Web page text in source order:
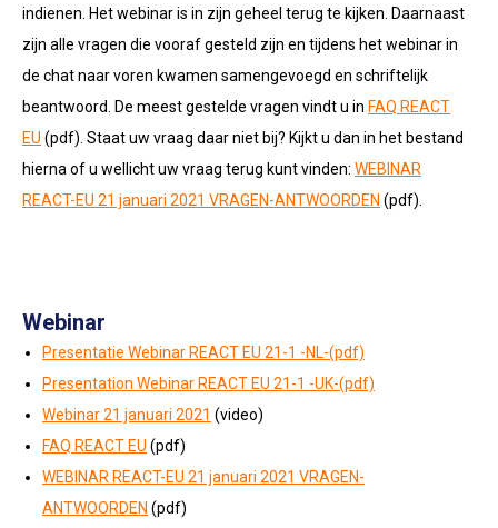
indienen. Het webinar is in zijn geheel terug te kijken. Daarnaast
zijn alle vragen die vooraf gesteld zijn en tijdens het webinar in
de chat naar voren kwamen samengevoegd en schriftelijk
beantwoord. De meest gestelde vragen vindt u in FAQ REACT
EU (pdf). Staat uw vraag daar niet bij? Kijkt u dan in het bestand
hierna of u wellicht uw vraag terug kunt vinden: WEBINAR
REACT-EU 21 januari 2021 VRAGEN-ANTWOORDEN (pdf).
Webinar
Presentatie Webinar REACT EU 21-1 -NL-(pdf)
Presentation Webinar REACT EU 21-1 -UK-(pdf)
Webinar 21 januari 2021 (video)
FAQ REACT EU (pdf)
WEBINAR REACT-EU 21 januari 2021 VRAGEN-
ANTWOORDEN (pdf)